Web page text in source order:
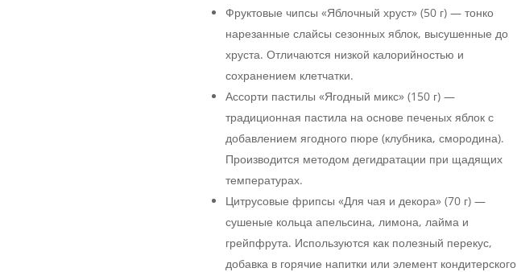
Фруктовые чипсы «Яблочный хруст» (50 г) — тонко
нарезанные слайсы сезонных яблок, высушенные до
хруста. Отличаются низкой калорийностью и
сохранением клетчатки.
Ассорти пастилы «Ягодный микс» (150 г) —
традиционная пастила на основе печеных яблок с
добавлением ягодного пюре (клубника, смородина).
Производится методом дегидратации при щадящих
температурах.
Цитрусовые фрипсы «Для чая и декора» (70 г) —
сушеные кольца апельсина, лимона, лайма и
грейпфрута. Используются как полезный перекус,
добавка в горячие напитки или элемент кондитерского